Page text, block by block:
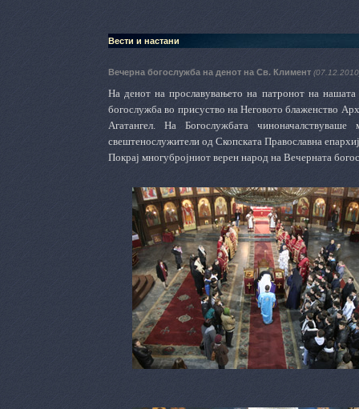
Вести и настани
Вечерна богослужба на денот на Св. Климент
На денот на прославувањето на патронот на
богослужба во присуство на Неговото блаженство
Агатангел. На Богослужбата
свештенослужители од Скопската Православна
Покрај многубројниот верен народ на Вечерната